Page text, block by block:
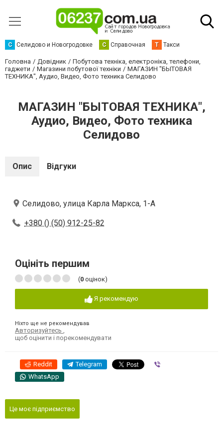
С Селидово и Новогродовке С Справочная Т Такси
Головна Довідник
Побутова техніка, електроніка, телефони,
гаджети
Магазини побутової техніки
МАГАЗИН "БЫТОВАЯ
ТЕХНИКА", Аудио, Видео, Фото техника Селидово
МАГАЗИН "БЫТОВАЯ ТЕХНИКА",
Аудио, Видео, Фото техника
Селидово
Опис Відгуки
Селидово, улица Карла Маркса, 1-А
+380 () (50) 912-25-82
Оцініть першим
(0 оцінок)
Я рекомендую
Ніхто ще не рекомендував
Авторизуйтесь
щоб оцінити і порекомендувати
Reddit Telegram
WhatsApp
Це моє підприємство